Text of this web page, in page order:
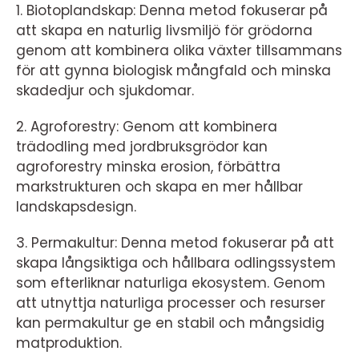
1. Biotoplandskap: Denna metod fokuserar på
att skapa en naturlig livsmiljö för grödorna
genom att kombinera olika växter tillsammans
för att gynna biologisk mångfald och minska
skadedjur och sjukdomar.
2. Agroforestry: Genom att kombinera
trädodling med jordbruksgrödor kan
agroforestry minska erosion, förbättra
markstrukturen och skapa en mer hållbar
landskapsdesign.
3. Permakultur: Denna metod fokuserar på att
skapa långsiktiga och hållbara odlingssystem
som efterliknar naturliga ekosystem. Genom
att utnyttja naturliga processer och resurser
kan permakultur ge en stabil och mångsidig
matproduktion.